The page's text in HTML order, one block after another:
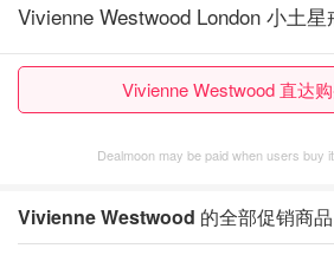
Vivienne Westwood London 小土星
Vivienne Westwood 直达
Dealmoon may be paid when users buy
Vivienne Westwood 的全部促销商品